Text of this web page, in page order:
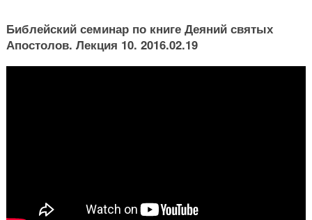
Библейский семинар по книге Деяний святых
Апостолов. Лекция 10. 2016.02.19